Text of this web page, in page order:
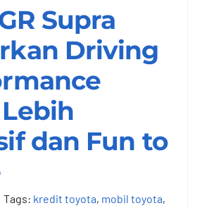
Agresif dan
to Drive
Nasmoco Semarang
Supra
Driving
dan Fun to
Tags: kredit toyota, mobil toyota,